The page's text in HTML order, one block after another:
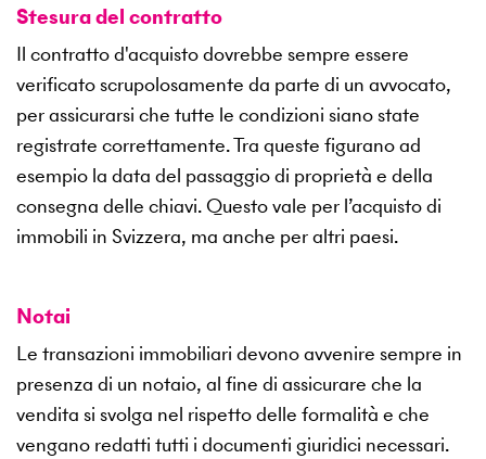
Stesura del contratto
Il contratto d'acquisto dovrebbe sempre essere
verificato scrupolosamente da parte di un avvocato,
per assicurarsi che tutte le condizioni siano state
registrate correttamente. Tra queste figurano ad
esempio la data del passaggio di proprietà e della
consegna delle chiavi. Questo vale per l’acquisto di
immobili in Svizzera, ma anche per altri paesi.
Notai
Le transazioni immobiliari devono avvenire sempre in
presenza di un notaio, al fine di assicurare che la
vendita si svolga nel rispetto delle formalità e che
vengano redatti tutti i documenti giuridici necessari.